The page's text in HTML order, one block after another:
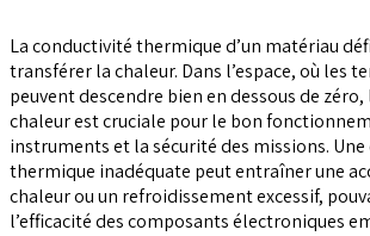
La conductivité thermique d’un matériau
transférer la chaleur. Dans l’espace, où les
peuvent descendre bien en dessous de
chaleur est cruciale pour le bon
instruments et la sécurité des missions.
thermique inadéquate peut entraîner une
chaleur ou un refroidissement excessif,
l’efficacité des composants électroniques